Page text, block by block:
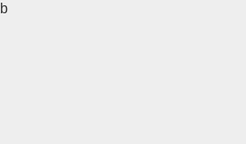
Väljaannete